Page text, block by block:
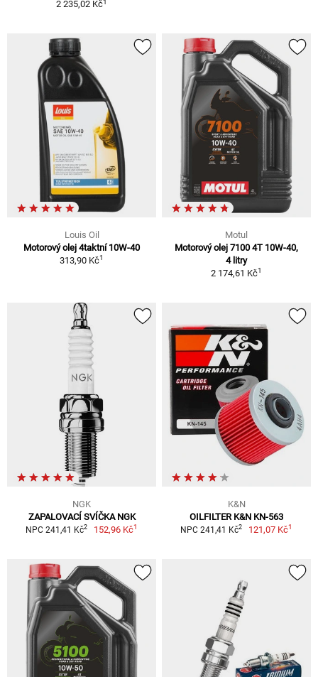
2 235,02 Kč
Louis Oil
Motorový olej 4taktní 10W-40
313,90 Kč1
Motul
Motorový olej 7100 4T 10W-40,
4 litry
2 174,61 Kč1
NGK
ZAPALOVACÍ SVÍČKA NGK
NPC 241,41 Kč2 152,96 Kč1
K&N
OILFILTER K&N KN-563
NPC 241,41 Kč2 121,07 Kč1